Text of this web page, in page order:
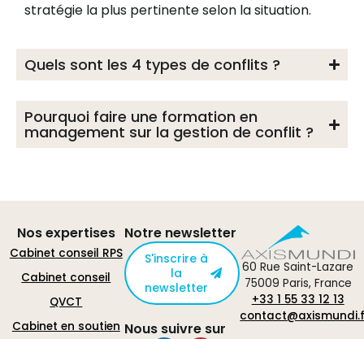
stratégie la plus pertinente selon la situation.
Quels sont les 4 types de conflits ?
Pourquoi faire une formation en
management sur la gestion de conflit ?
60 Rue Saint-Lazare
75009 Paris, France
+33 1 55 33 12 13
Nos expertises
Cabinet conseil RPS
Cabinet conseil
QVCT
Cabinet en soutien
Notre newsletter
S'inscrire à
la
newsletter
Nous suivre sur